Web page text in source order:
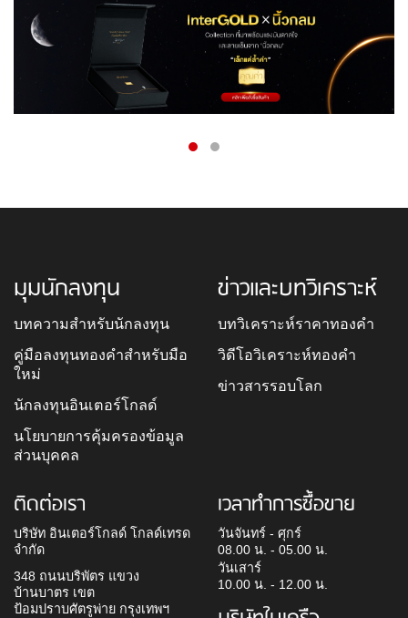
มุมนักลงทุน
บทความสำหรับนักลงทุน
คู่มือลงทุนทองคำสำหรับมือ
ใหม่
นักลงทุนอินเตอร์โกลด์
นโยบายการคุ้มครองข้อมูล
ส่วนบุคคล
ข่าวและบทวิเคราะห์
บทวิเคราะห์ราคาทองคำ
วิดีโอวิเคราะห์ทองคำ
ข่าวสารรอบโลก
ติดต่อเรา
บริษัท อินเตอร์โกลด์ โกลด์เทรด
จำกัด
348 ถนนบริพัตร แขวง
บ้านบาตร เขต
ป้อมปราบศัตรูพ่าย กรุงเทพฯ
เวลาทำการซื้อขาย
วันจันทร์ - ศุกร์
08.00 น. - 05.00 น.
วันเสาร์
10.00 น. - 12.00 น.